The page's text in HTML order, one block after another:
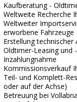
Kaufberatung -
Weltweite Recherche
Weltweiter
erworbene Fahrzeuge
Erstellung technischer
Oldtimer-Leasing und
Inzahlungnahme
Kommissionsverkauf
Teil- und Komplett-
oder auf der Achse)
Betreuung bei